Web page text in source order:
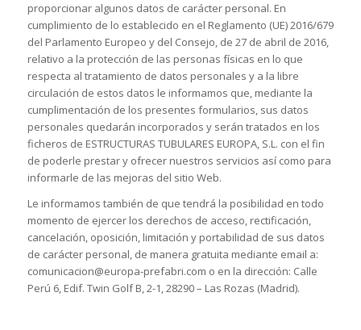
proporcionar algunos datos de carácter personal. En
cumplimiento de lo establecido en el Reglamento (UE) 2016/679
del Parlamento Europeo y del Consejo, de 27 de abril de 2016,
relativo a la protección de las personas físicas en lo que
respecta al tratamiento de datos personales y a la libre
circulación de estos datos le informamos que, mediante la
cumplimentación de los presentes formularios, sus datos
personales quedarán incorporados y serán tratados en los
ficheros de ESTRUCTURAS TUBULARES EUROPA, S.L. con el fin
de poderle prestar y ofrecer nuestros servicios así como para
informarle de las mejoras del sitio Web.
Le informamos también de que tendrá la posibilidad en todo
momento de ejercer los derechos de acceso, rectificación,
cancelación, oposición, limitación y portabilidad de sus datos
de carácter personal, de manera gratuita mediante email a:
comunicacion@europa-prefabri.com o en la dirección: Calle
Perú 6, Edif. Twin Golf B, 2-1, 28290 – Las Rozas (Madrid).